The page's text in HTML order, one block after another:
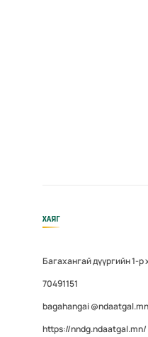
ХАЯГ
Багахангай дүүргийн 1-р
70491151
bagahangai @ndaatgal.mn
https://nndg.ndaatgal.mn/